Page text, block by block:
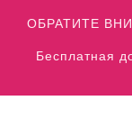
ОБРАТИТЕ
Бесплатная